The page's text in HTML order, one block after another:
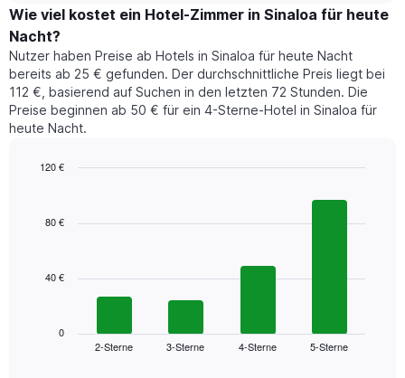
hat
1
Y-
Achse,
die
den
durchschnittlichen
Zimmerpreis
den
durchschnittlichen
Preis
eines
Zimmers
für
den
jeweiligen
Das
die
Wochentage
Diagramm
Wie viel kostet ein Hotel-Zimmer in Sinaloa für heute
Nacht?
Nutzer haben Preise ab Hotels in Sinaloa für heute Nacht
bereits ab 25 € gefunden. Der durchschnittliche Preis liegt bei
112 €, basierend auf Suchen in den letzten 72 Stunden. Die
Preise beginnen ab 50 € für ein 4-Sterne-Hotel in Sinaloa für
heute Nacht.
with
Das
zeigt
2-Sterne 3-Sterne 4-Sterne 5-Sterne
0
40 €
80 €
120 €